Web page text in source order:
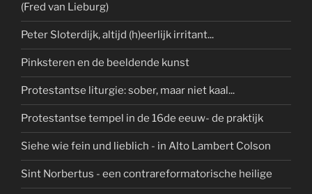
(Fred van Lieburg)
Peter Sloterdijk, altijd (h)eerlijk irritant...
Pinksteren en de beeldende kunst
Protestantse liturgie: sober, maar niet kaal...
Protestantse tempel in de 16de eeuw- de praktijk
Siehe wie fein und lieblich - in Alto Lambert Colson
Sint Norbertus - een contrareformatorische heilige